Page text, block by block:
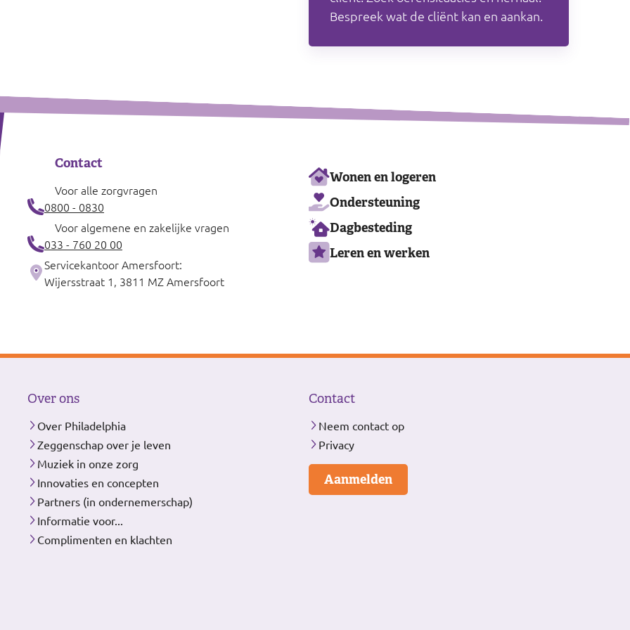
Bespreek wat de cliënt kan en aankan.
Contact
Voor alle zorgvragen
0800 - 0830
Voor algemene en zakelijke vragen
033 - 760 20 00
Servicekantoor Amersfoort:
Wijersstraat 1, 3811 MZ Amersfoort
Ons
aanbod
Wonen en logeren
Ondersteuning
Dagbesteding
Leren en werken
Over ons
Over Philadelphia
Zeggenschap over je leven
Muziek in onze zorg
Innovaties en concepten
Partners (in ondernemerschap)
Informatie voor...
Complimenten en klachten
Contact
Neem contact op
Privacy
Aanmelden